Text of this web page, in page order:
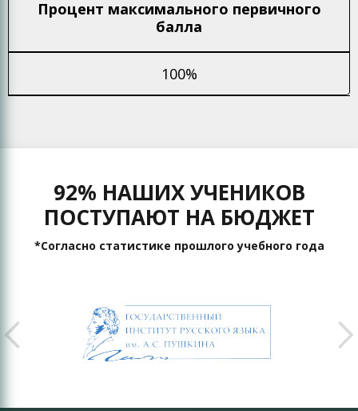
Процент максимального первичного
балла
100%
92% НАШИХ УЧЕНИКОВ
ПОСТУПАЮТ НА БЮДЖЕТ
*Согласно статистике прошлого учебного года